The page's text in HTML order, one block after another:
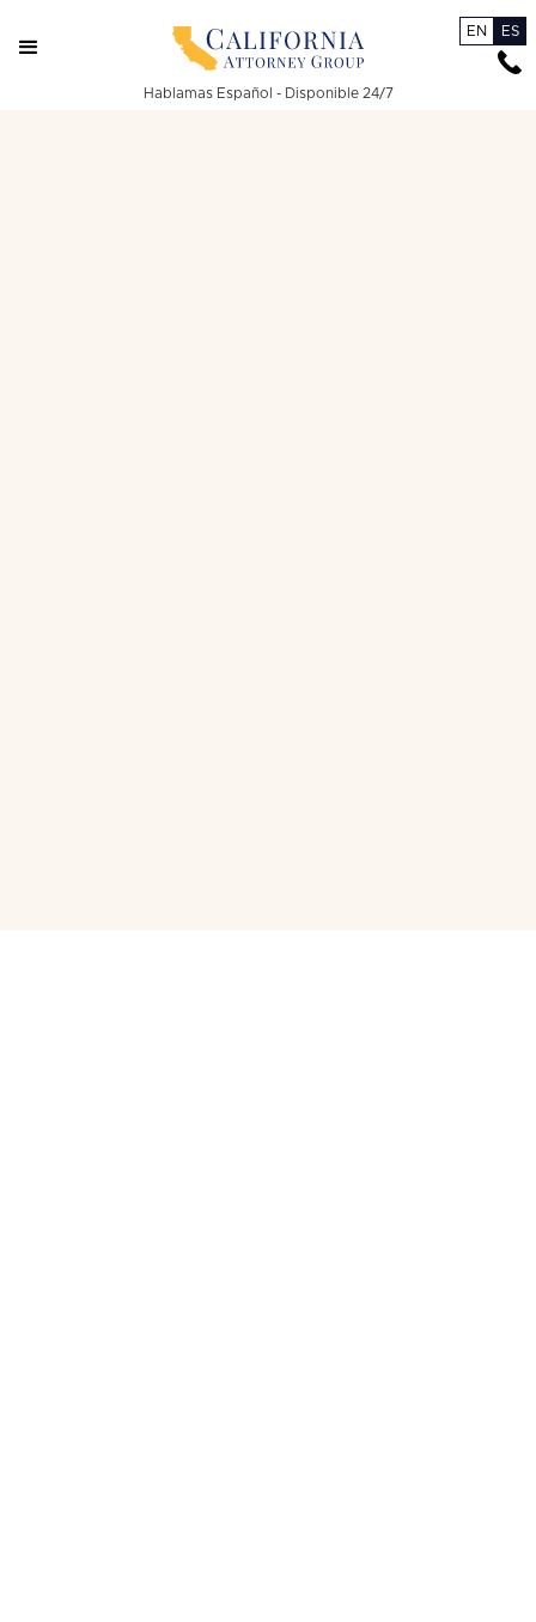
EN ES
Hablamas Español - Disponible 24/7